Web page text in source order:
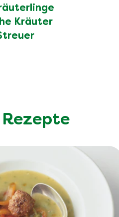
Kräuter
Rezepte